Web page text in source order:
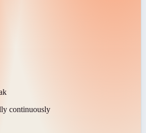
continuously